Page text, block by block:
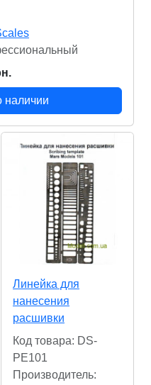
наличии
Линейка для
нанесения
расшивки
Код товара: DS-
PE101
Производитель: